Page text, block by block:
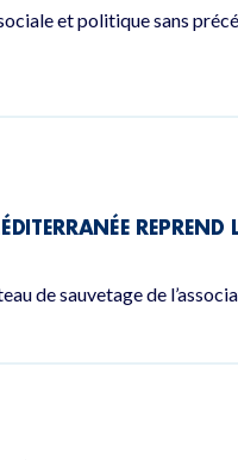
et politique sans
REPREND
de sauvetage de